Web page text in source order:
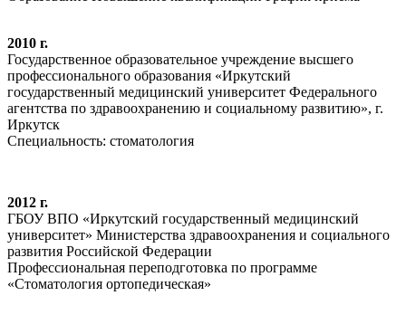
2010 г.
Государственное образовательное учреждение высшего
профессионального образования «Иркутский
государственный медицинский университет Федерального
агентства по здравоохранению и социальному развитию», г.
Иркутск
Специальность: стоматология
2012 г.
ГБОУ ВПО «Иркутский государственный медицинский
университет» Министерства здравоохранения и социального
развития Российской Федерации
Профессиональная переподготовка по программе
«Стоматология ортопедическая»